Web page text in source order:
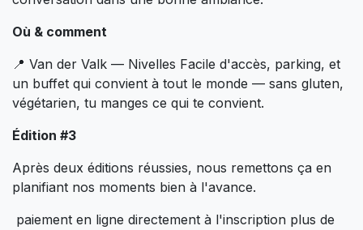
Où & comment
📍 Van der Valk — Nivelles Facile d'accès, parking, et
un buffet qui convient à tout le monde — sans gluten,
végétarien, tu manges ce qui te convient.
Édition #3
Après deux éditions réussies, nous remettons ça en
planifiant nos moments bien à l'avance.
paiement en ligne directement à l'inscription plus de